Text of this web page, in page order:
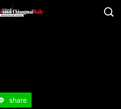
share